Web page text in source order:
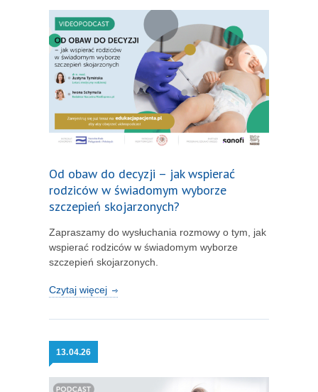
Od obaw do decyzji – jak wspierać
rodziców w świadomym wyborze
szczepień skojarzonych?
Zapraszamy do wysłuchania rozmowy o tym, jak
wspierać rodziców w świadomym wyborze
szczepień skojarzonych.
Czytaj więcej
13.04.26